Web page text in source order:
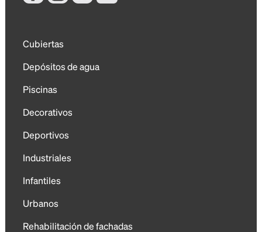
Cubiertas
Depósitos de agua
Piscinas
Decorativos
Deportivos
Industriales
Infantiles
Urbanos
Rehabilitación de fachadas